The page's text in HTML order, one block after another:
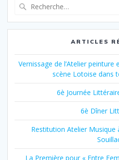
:
ARTICLES
Vernissage de l’Atelier
scène Lotoise dans
6è Journée
6è Dîner
Restitution Atelier Musique
La Première pour « Entre